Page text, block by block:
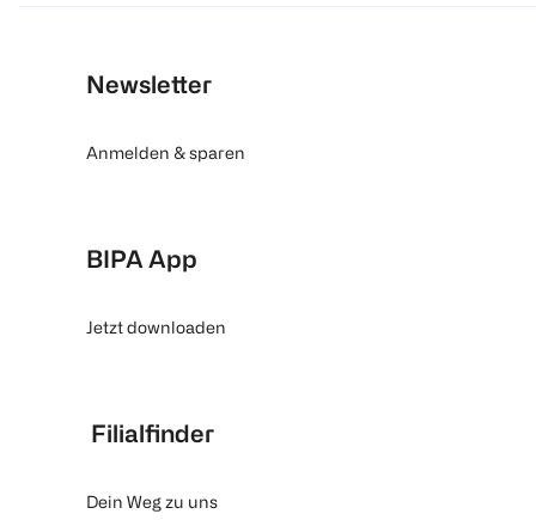
Newsletter
Anmelden & sparen
BIPA App
Jetzt downloaden
Filialfinder
Dein Weg zu uns